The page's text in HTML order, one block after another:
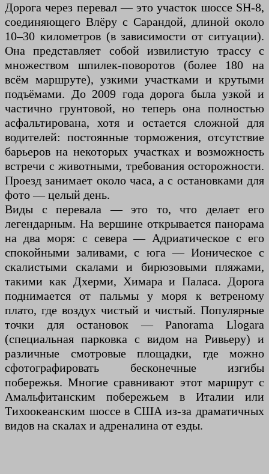
Дорога через перевал — это участок шоссе SH-8,
соединяющего Влёру с Сарандой, длиной около
10–30 километров (в зависимости от ситуации).
Она представляет собой извилистую трассу с
множеством шпилек-поворотов (более 180 на
всём маршруте), узкими участками и крутыми
подъёмами. До 2009 года дорога была узкой и
частично грунтовой, но теперь она полностью
асфальтирована, хотя и остается сложной для
водителей: постоянные торможения, отсутствие
барьеров на некоторых участках и возможность
встречи с животными, требования осторожности.
Проезд занимает около часа, а с остановками для
фото — целый день.
Виды с перевала — это то, что делает его
легендарным. На вершине открывается панорама
на два моря: с севера — Адриатическое с его
спокойными заливами, с юга — Ионическое с
скалистыми скалами и бирюзовыми пляжами,
такими как Дхерми, Химара и Паласа. Дорога
поднимается от пальмы у моря к ветреному
плато, где воздух чистый и чистый. Популярные
точки для остановок — Panorama Llogara
(специальная парковка с видом на Ривьеру) и
различные смотровые площадки, где можно
сфотографировать бесконечные изгибы
побережья. Многие сравнивают этот маршрут с
Амальфитанским побережьем в Италии или
Тихоокеанским шоссе в США из-за драматичных
видов на скалах и адреналина от езды.